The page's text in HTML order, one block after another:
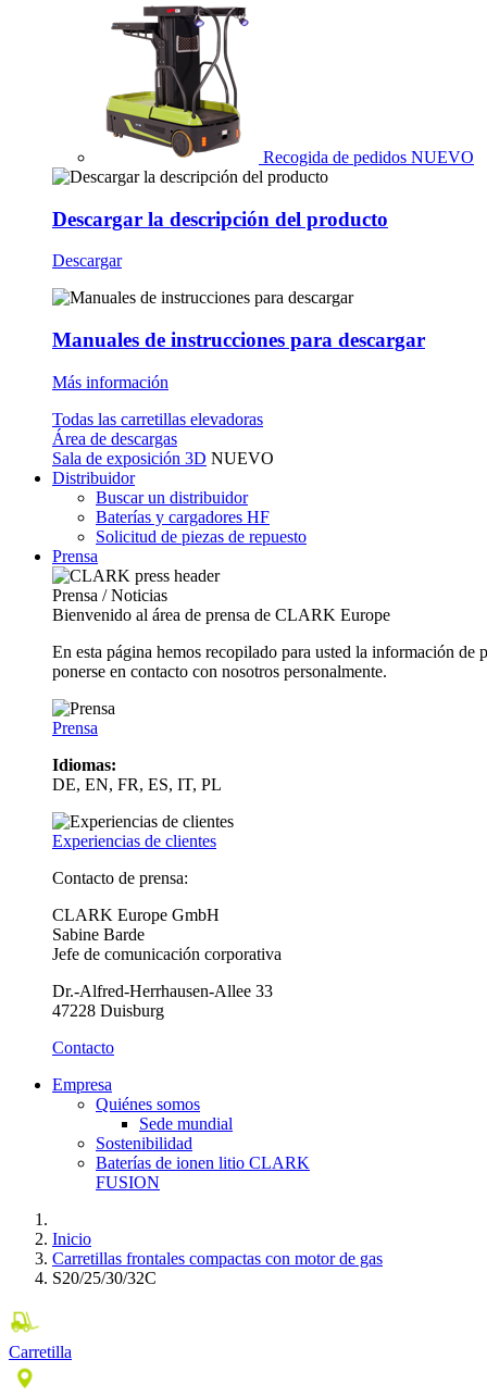
Recogida de pedidos NUEVO
Descargar la descripción del producto
Descargar
Manuales de instrucciones para descargar
Más información
Todas las carretillas elevadoras
Área de descargas
Sala de exposición 3D NUEVO
Distribuidor
Buscar un distribuidor
Baterías y cargadores HF
Solicitud de piezas de repuesto
Prensa
Prensa / Noticias
Bienvenido al área de prensa de CLARK Europe
En esta página hemos recopilado para usted la información
ponerse en contacto con nosotros personalmente.
Prensa
Idiomas:
DE, EN, FR, ES, IT, PL
Experiencias de clientes
Contacto de prensa:
CLARK Europe GmbH
Sabine Barde
Jefe de comunicación corporativa
Dr.-Alfred-Herrhausen-Allee 33
47228 Duisburg
Contacto
Empresa
Quiénes somos
Sede mundial
Sostenibilidad
Baterías de ionen litio CLARK
FUSION
Inicio
Carretillas frontales compactas con motor de gas
S20/25/30/32C
Carretilla